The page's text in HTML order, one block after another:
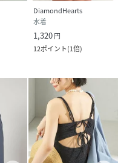
DiamondHearts
水着
1,320円
12ポイント(1倍)